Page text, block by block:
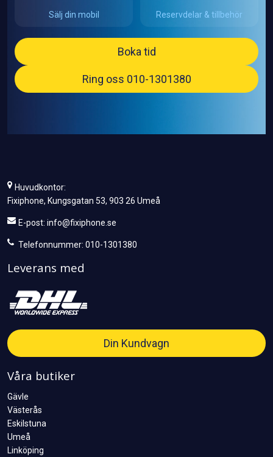
Sälj din mobil Reservdelar & tillbehör
Boka tid
Ring oss 010-1301380
Huvudkontor:
Fixiphone, Kungsgatan 53, 903 26 Umeå
E-post: info@fixiphone.se
Telefonnummer: 010-1301380
Leverans med
Din Kundvagn
Våra butiker
Gävle
Västerås
Eskilstuna
Umeå
Linköping